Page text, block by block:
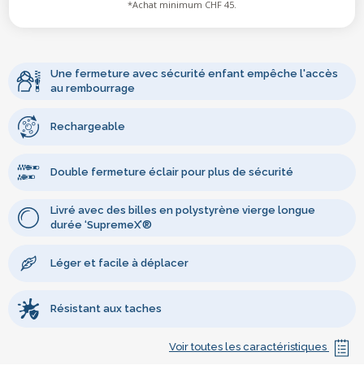
*Achat minimum CHF 45.
Une fermeture avec sécurité enfant empêche l'accès
au rembourrage
Rechargeable
Double fermeture éclair pour plus de sécurité
Livré avec des billes en polystyrène vierge longue
durée ‘SupremeX’®
Léger et facile à déplacer
Résistant aux taches
Voir toutes les caractéristiques